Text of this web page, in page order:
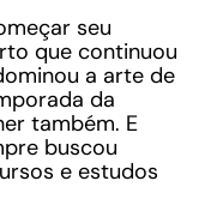
seu
que continuou
a arte de
da
também. E
buscou
e estudos